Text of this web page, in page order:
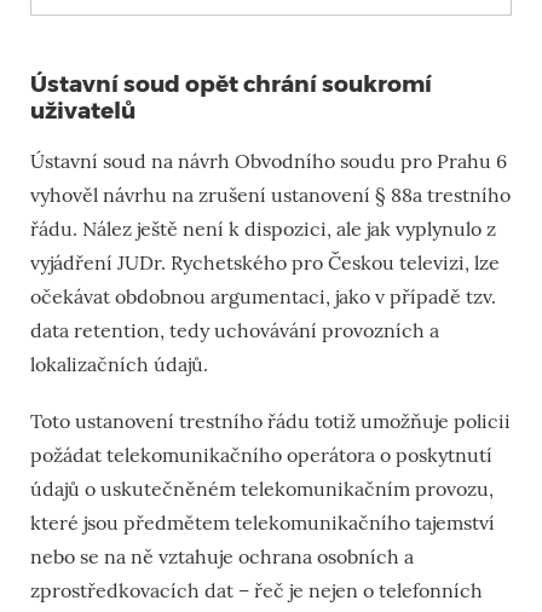
Ústavní soud opět chrání soukromí
uživatelů
Ústavní soud na návrh Obvodního soudu pro Prahu 6
vyhověl návrhu na zrušení ustanovení § 88a trestního
řádu. Nález ještě není k dispozici, ale jak vyplynulo z
vyjádření JUDr. Rychetského pro Českou televizi, lze
očekávat obdobnou argumentaci, jako v případě tzv.
data retention, tedy uchovávání provozních a
lokalizačních údajů.
Toto ustanovení trestního řádu totiž umožňuje policii
požádat telekomunikačního operátora o poskytnutí
údajů o uskutečněném telekomunikačním provozu,
které jsou předmětem telekomunikačního tajemství
nebo se na ně vztahuje ochrana osobních a
zprostředkovacích dat – řeč je nejen o telefonních